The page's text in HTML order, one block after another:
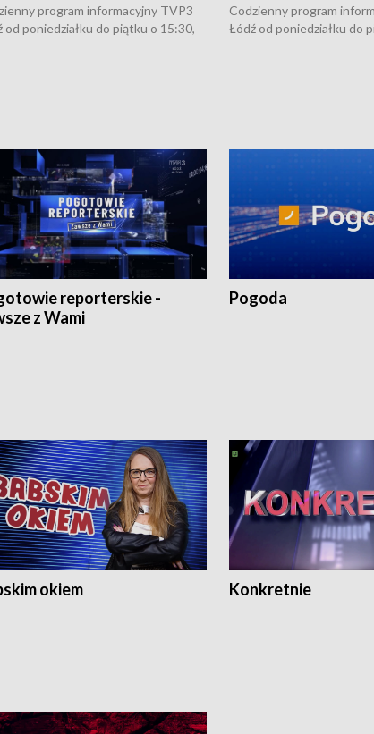
program informacyjny TVP3
od poniedziałku do piątku o 15:30,
Codzienny program
Łódź od poniedziałku do
reporterskie -
z Wami
Pogoda
okiem Konkretnie